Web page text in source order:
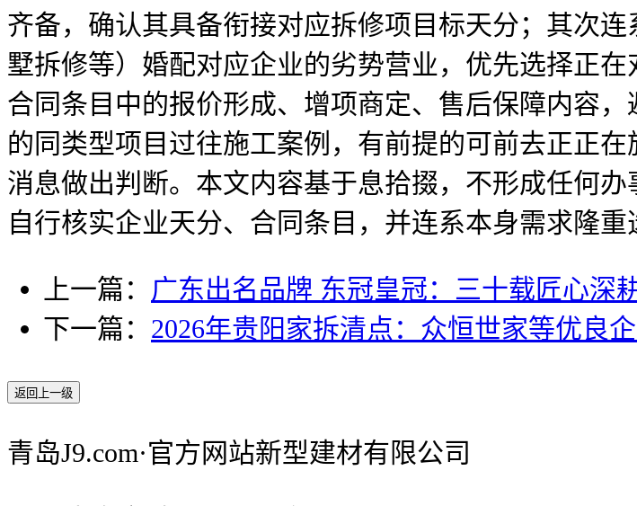
齐备，确认其具备衔接对应拆修项目标天分；其次
墅拆修等）婚配对应企业的劣势营业，优先选择正
合同条目中的报价形成、增项商定、售后保障内容
的同类型项目过往施工案例，有前提的可前去正正
消息做出判断。本文内容基于息拾掇，不形成任何
自行核实企业天分、合同条目，并连系本身需求隆重
上一篇： 广东出名品牌 东冠皇冠：三十载匠心深
下一篇： 2026年贵阳家拆清点：众恒世家等优良
返回上一级
青岛J9.com·官方网站新型建材有限公司